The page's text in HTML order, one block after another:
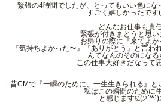
緊張の4時間でしたが、とってもいい色にな
すごく嬉しかったです
どんなお仕事も責
緊張が付きまとうと思い
お帰りの際に『来てよか
『気持ちよかった〜』『ありがとう』と言わ
んてなんのそのになる
この仕事大好きだなって
昔CMで『一瞬のために、一生生きられる』と
私はこの瞬間のために
と感じます